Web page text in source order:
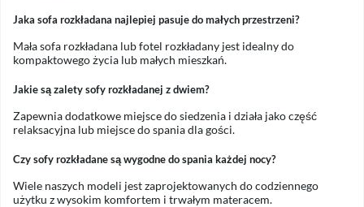
Jaka sofa rozkładana najlepiej pasuje do małych przestrzeni?
Mała sofa rozkładana lub fotel rozkładany jest idealny do
kompaktowego życia lub małych mieszkań.
Jakie są zalety sofy rozkładanej z dwiem?
Zapewnia dodatkowe miejsce do siedzenia i działa jako część
relaksacyjna lub miejsce do spania dla gości.
Czy sofy rozkładane są wygodne do spania każdej nocy?
Wiele naszych modeli jest zaprojektowanych do codziennego
użytku z wysokim komfortem i trwałym materacem.